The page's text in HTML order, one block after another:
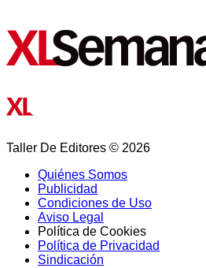
Taller De Editores © 2026
Quiénes Somos
Publicidad
Condiciones de Uso
Aviso Legal
Política de Cookies
Política de Privacidad
Sindicación